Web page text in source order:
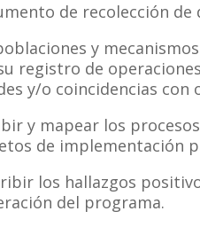
de recolección
y
registro de
y/o coincidencias con
y mapear los
de implementación
los hallazgos
del programa.